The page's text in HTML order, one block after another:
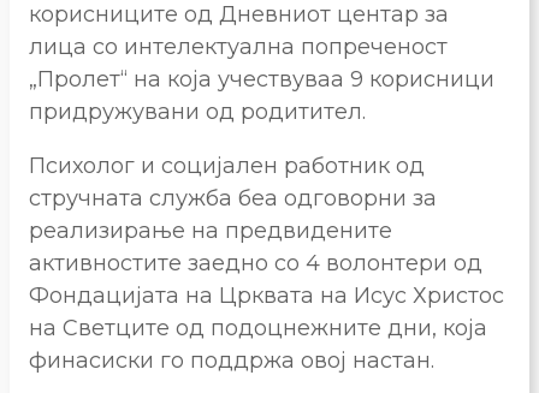
корисниците од Дневниот центар за
лица со интелектуална попреченост
„Пролет“ на која учествуваа 9 корисници
придружувани од родитител.
Психолог и социјален работник од
стручната служба беа одговорни за
реализирање на предвидените
активностите заедно со 4 волонтери од
Фондацијата на Црквата на Исус Христос
на Светците од подоцнежните дни, која
финасиски го поддржа овој настан.